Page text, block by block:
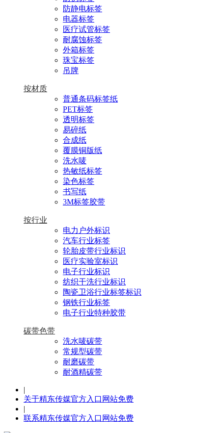
防静电标签
电器标签
医疗试管标签
耐腐蚀标签
外箱标签
珠宝标签
吊牌
按材质
普通条码标签纸
PET标签
透明标签
易碎纸
合成纸
覆膜铜版纸
洗水唛
热敏纸标签
染色标签
书写纸
3M标签胶带
按行业
电力户外标识
汽车行业标签
轮胎皮带行业标识
医疗实验室标识
电子行业标识
纺织干洗行业标识
陶瓷卫浴行业标签标识
钢铁行业标签
电子行业特种胶带
碳带色带
洗水唛碳带
常规型碳带
耐磨碳带
耐酒精碳带
|
关于精东传媒官方入口网站免费
|
联系精东传媒官方入口网站免费